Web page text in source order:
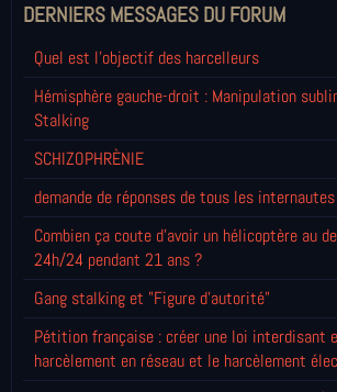
DERNIERS MESSAGES DU FORUM
Quel est l'objectif des harcelleurs
Hémisphère gauche-droit : Manipulation
Stalking
SCHIZOPHRÈNIE
demande de réponses de tous les internautes
Combien ça coute d'avoir un hélicoptère au
24h/24 pendant 21 ans ?
Gang stalking et "Figure d'autorité"
Pétition française : créer une loi interdisant
harcèlement en réseau et le harcèlement